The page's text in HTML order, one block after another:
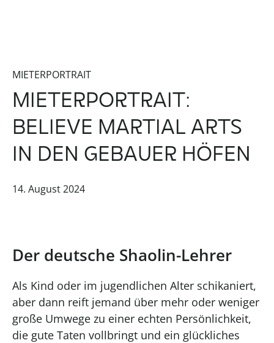
MIETERPORTRAIT
MIETERPORTRAIT:
BELIEVE MARTIAL ARTS
IN DEN GEBAUER HÖFEN
14. August 2024
Der deutsche Shaolin-Lehrer
Als Kind oder im jugendlichen Alter schikaniert,
aber dann reift jemand über mehr oder weniger
große Umwege zu einer echten Persönlichkeit,
die gute Taten vollbringt und ein glückliches